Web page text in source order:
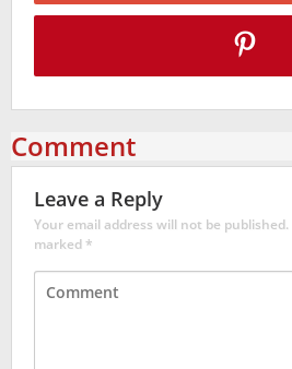
Comment
Leave a Reply
Your email address will not be published.
marked*